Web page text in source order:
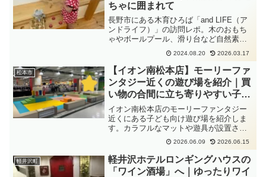
ちゃに囲まれて
長野市にある木育ひろば「and LIFE（ア
ンドライフ）」の訪問レポ。木のおもち
ゃやボールプール、滑り台など自然素材
に囲まれた室内遊び場で、赤ちゃんから
小学生（長期休み中）まで安心して遊べ
ます。雨の日や暑い日のおでかけ先にも
おすすめです。
2024.08.20 2026.03.17
松本市
【イオン南松本店】モーリーファ
ンタジー近くの遊び場を紹介｜買
い物の合間に立ち寄りやすい子ど
も向けスペース
イオン南松本店のモーリーファンタジー
近くにある子ども向け遊び場を紹介しま
す。カラフルなマットや遊具が設置され
ており、小さな子ども連れでも立ち寄り
やすそうなスペースでした。松本市で買
い物ついでに利用できる子連れスポット
を探している方の参考にどうぞ。
2026.06.09 2026.06.15
軽井沢町
軽井沢ホテルロンギングハウスの
「ワイン酒場」へ｜ゆったりワイ